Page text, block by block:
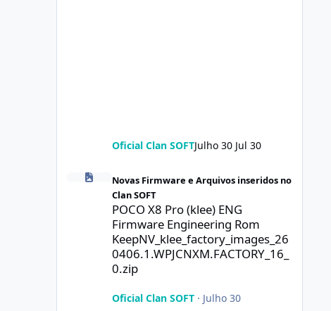
Oficial Clan SOFTJulho 30 Jul 30
Novas Firmware e Arquivos inseridos no
Clan SOFT
POCO X8 Pro (klee) ENG
Firmware Engineering Rom
KeepNV_klee_factory_images_26
0406.1.WPJCNXM.FACTORY_16_
0.zip
Oficial Clan SOFT· Julho 30